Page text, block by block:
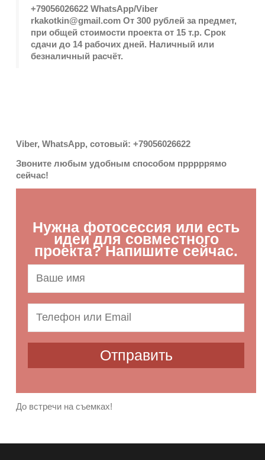
+79056026622 WhatsApp/Viber
rkakotkin@gmail.com От 300 рублей за предмет,
при общей стоимости проекта от 15 т.р. Срок
сдачи до 14 рабочих дней. Наличный или
безналичный расчёт.
Viber, WhatsApp, сотовый: +79056026622
Звоните любым удобным способом прррррямо
сейчас!
Нужна фотосессия или есть
идеи для совместного
проекта? Напишите сейчас.
До встречи на съемках!